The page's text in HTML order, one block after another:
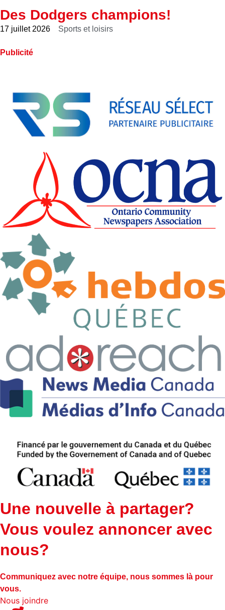
Des Dodgers champions!
17 juillet 2026 Sports et loisirs
Publicité
Une nouvelle à partager?
Vous voulez annoncer avec
nous?
Communiquez avec notre équipe, nous sommes là pour
vous.
Nous joindre